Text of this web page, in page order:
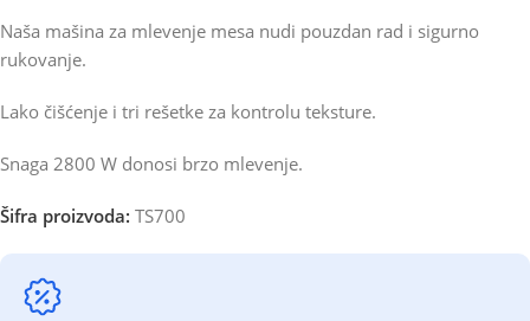
Naša mašina za mlevenje mesa nudi pouzdan rad i sigurno
rukovanje.
Lako čišćenje i tri rešetke za kontrolu teksture.
Snaga 2800 W donosi brzo mlevenje.
Šifra proizvoda: TS700